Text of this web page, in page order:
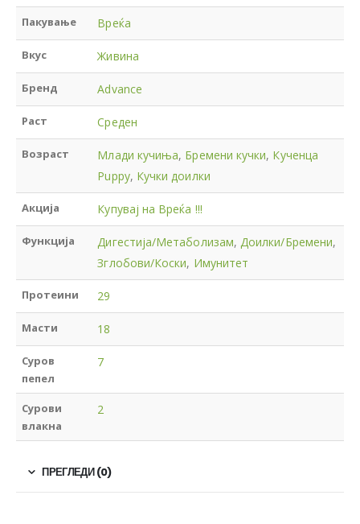
Пакување Вреќа
Вкус Живина
Бренд Advance
Раст Среден
Возраст Млади кучиња, Бремени кучки, Кученца
Puppy, Кучки доилки
Акција Купувај на Вреќа !!!
Функција Дигестија/Метаболизам,Доилки/Бремени,
Зглобови/Коски, Имунитет
Протеини 29
Масти 18
Суров
пепел
7
Сурови
влакна
2
ПРЕГЛЕДИ (0)